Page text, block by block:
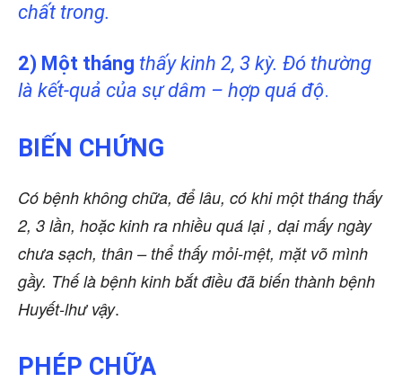
chất trong.
2) Một tháng thấy kinh 2, 3 kỳ. Đó thường
là kết-quả của sự dâm – hợp quá độ.
BIẾN CHỨNG
Có bệnh không chữa, để lâu, có khi một tháng thấy
2, 3 lần, hoặc kinh ra nhiều quá lại , dại mấy ngày
chưa sạch, thân – thể thấy mỏi-mệt, mặt võ mình
gầy. Thế là bệnh kinh bắt điều đã biến thành bệnh
Huyết-lhư vậy.
PHÉP CHỮA